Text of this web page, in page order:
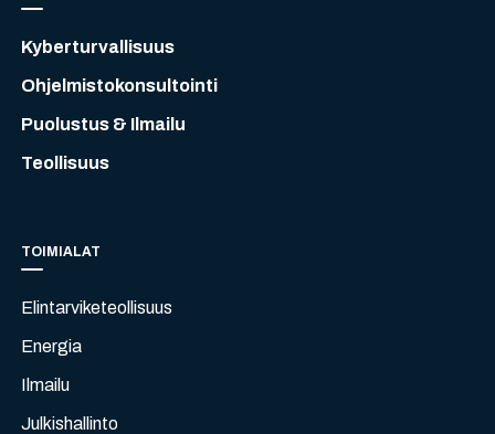
Kyberturvallisuus
Ohjelmistokonsultointi
Puolustus & Ilmailu
Teollisuus
TOIMIALAT
Elintarviketeollisuus
Energia
Ilmailu
Julkishallinto